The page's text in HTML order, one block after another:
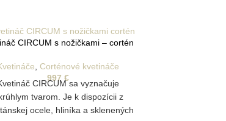
CIRCUM s nožičkami – cortén
,Corténové kvetináče
997€
CIRCUM sa vyznačuje
tvarom. Je k dispozícii z
ocele, hliníka a sklenených